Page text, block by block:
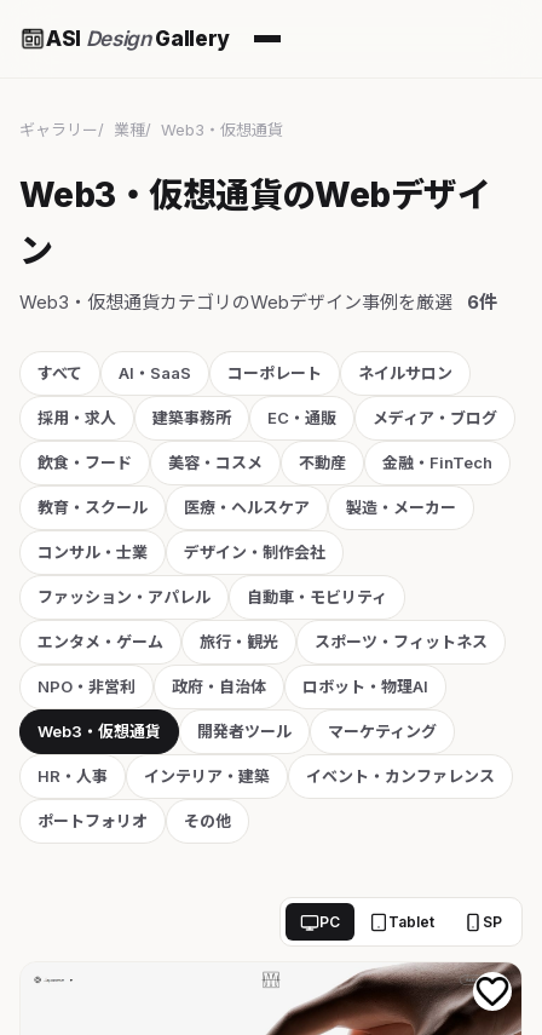
ASI DesignGallery
ギャラリー 業種 Web3・仮想通貨
Web3・仮想通貨のWebデザイ
ン
Web3・仮想通貨カテゴリのWebデザイン事例を厳選 6件
すべて AI・SaaS コーポレート ネイルサロン
採用・求人 建築事務所 EC・通販 メディア・ブログ
飲食・フード 美容・コスメ 不動産 金融・FinTech
教育・スクール 医療・ヘルスケア 製造・メーカー
コンサル・士業 デザイン・制作会社
ファッション・アパレル 自動車・モビリティ
エンタメ・ゲーム 旅行・観光 スポーツ・フィットネス
NPO・非営利 政府・自治体 ロボット・物理AI
Web3・仮想通貨 開発者ツール マーケティング
HR・人事 インテリア・建築 イベント・カンファレンス
ポートフォリオ その他
PC Tablet SP